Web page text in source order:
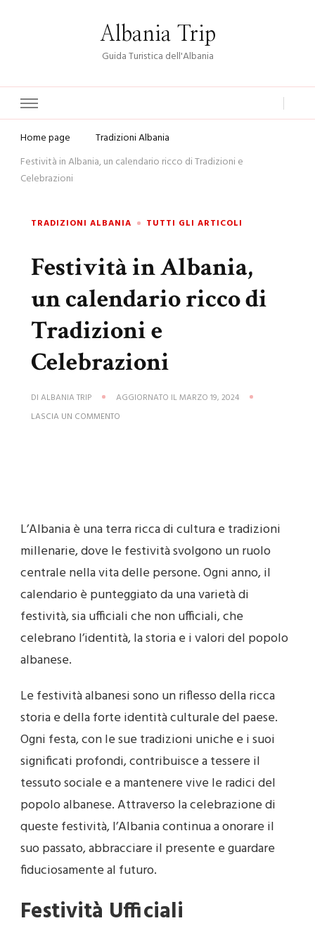
Albania Trip
Guida Turistica dell'Albania
Home page
Tradizioni Albania
Festività in Albania, un calendario ricco di Tradizioni e
Celebrazioni
TRADIZIONI ALBANIA TUTTI GLI ARTICOLI
Festività in Albania,
un calendario ricco di
Tradizioni e
Celebrazioni
DI ALBANIA TRIP AGGIORNATO ILMARZO 19, 2024
LASCIA UN COMMENTO
E
CELEBRAZIONI
L’Albania è una terra ricca di cultura e tradizioni
millenarie, dove le festività svolgono un ruolo
centrale nella vita delle persone. Ogni anno, il
calendario è punteggiato da una varietà di
festività, sia ufficiali che non ufficiali, che
celebrano l’identità, la storia e i valori del popolo
albanese.
Le festività albanesi sono un riflesso della ricca
storia e della forte identità culturale del paese.
Ogni festa, con le sue tradizioni uniche e i suoi
significati profondi, contribuisce a tessere il
tessuto sociale e a mantenere vive le radici del
popolo albanese. Attraverso la celebrazione di
queste festività, l’Albania continua a onorare il
suo passato, abbracciare il presente e guardare
fiduciosamente al futuro.
Festività Ufficiali